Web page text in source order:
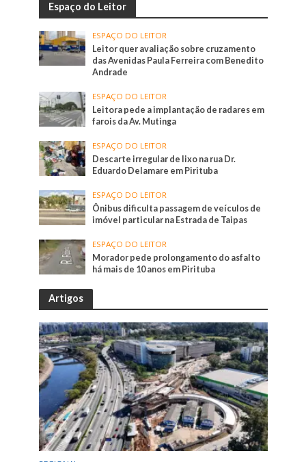
Espaço do Leitor
ESPAÇO DO LEITOR
Leitor quer avaliação sobre cruzamento
das Avenidas Paula Ferreira com Benedito
Andrade
ESPAÇO DO LEITOR
Leitora pede a implantação de radares em
farois da Av. Mutinga
ESPAÇO DO LEITOR
Descarte irregular de lixo na rua Dr.
Eduardo Delamare em Pirituba
ESPAÇO DO LEITOR
Ônibus dificulta passagem de veículos de
imóvel particular na Estrada de Taipas
ESPAÇO DO LEITOR
Morador pede prolongamento do asfalto
há mais de 10 anos em Pirituba
Artigos